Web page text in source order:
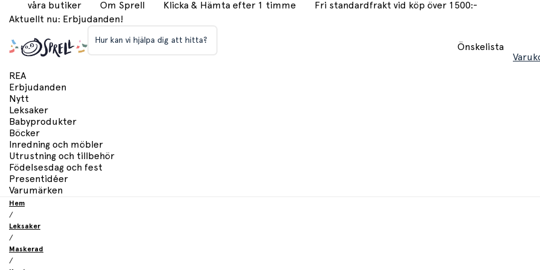
våra butiker Om Sprell Klicka & Hämta efter 1 timme
Fri standardfrakt vid köp över 1500:-
Aktuellt nu: Erbjudanden!
Hur kan vi hjälpa dig att hitta?
Önskelista
REA
Erbjudanden
Nytt
Leksaker
Babyprodukter
Böcker
Inredning och möbler
Utrustning och tillbehör
Födelsesdag och fest
Presentidéer
Varumärken
Hem
/
Leksaker
/
Maskerad
/